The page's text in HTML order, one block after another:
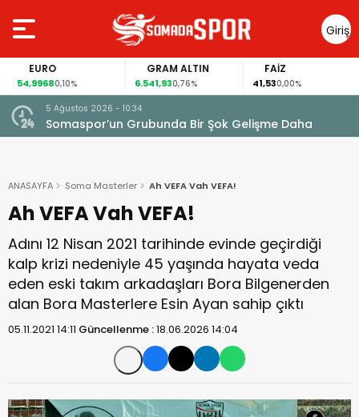
Giriş
Yap
EURO
54,99680,10%
GRAM ALTIN
6.541,930,76%
FAİZ
41,530,00%
5 Ağustos 2026 - 10:34
Somaspor’un Grubunda Bir Şok Gelişme Daha
ANASAYFA Soma Masterler Ah VEFA Vah VEFA!
Ah VEFA Vah VEFA!
Adını 12 Nisan 2021 tarihinde evinde geçirdiği
kalp krizi nedeniyle 45 yaşında hayata veda
eden eski takım arkadaşları Bora Bilgenerden
alan Bora Masterlere Esin Ayan sahip çıktı
05.11.2021 14:11 Güncellenme :18.06.2026 14:04